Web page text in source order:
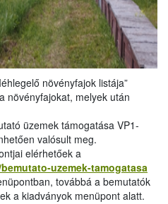
növényfajok listája”
növényfajokat, melyek után
üzemek támogatása VP1-
valósult meg.
elérhetőek a
uzemek-tamogatasa
továbbá a bemutatók
a kiadványok menüpont alatt.